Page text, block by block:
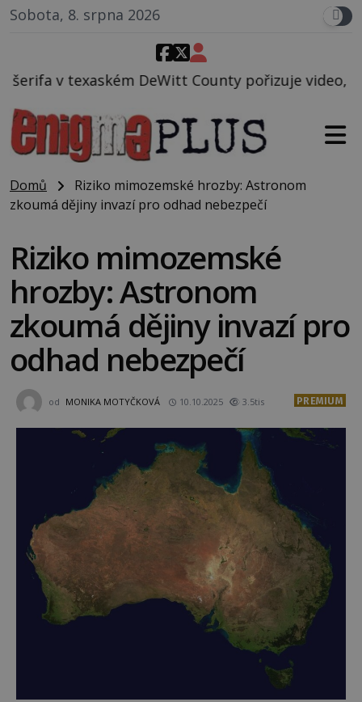
Sobota, 8. srpna 2026
County pořizuje video, na kterém před jeho
Domů
Riziko mimozemské hrozby: Astronom
zkoumá dějiny invazí pro odhad nebezpečí
Riziko mimozemské
hrozby: Astronom
zkoumá dějiny invazí pro
odhad nebezpečí
od MONIKA MOTYČKOVÁ 10.10.2025 3.5tis PREMIUM